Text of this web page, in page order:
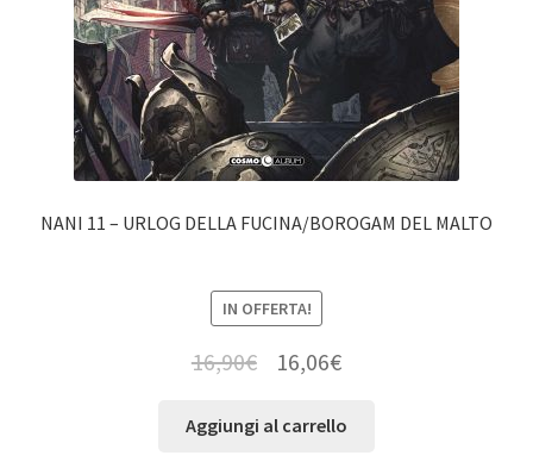
NANI 11 – URLOG DELLA FUCINA/BOROGAM DEL MALTO
IN OFFERTA!
16,90€ 16,06€
Aggiungi al carrello